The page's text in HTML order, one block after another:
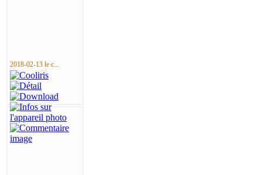
2018-02-13 le c...